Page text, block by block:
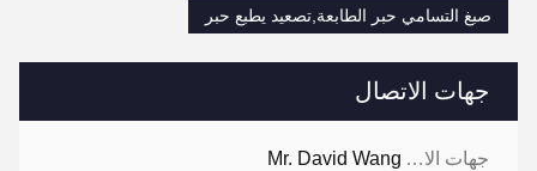
جهات الاتصال
جهات الاتصال: Mr. David Wang
صبغ التسامي حبر الطابعة,تصعيد يطبع حبر